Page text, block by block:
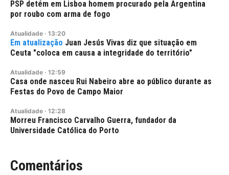
PSP detém em Lisboa homem procurado pela Argentina
por roubo com arma de fogo
Atualidade · 13:20
Juan Jesús Vivas diz que situação em
Ceuta "coloca em causa a integridade do território"
Atualidade · 12:59
Casa onde nasceu Rui Nabeiro abre ao público durante as
Festas do Povo de Campo Maior
Atualidade · 12:28
Morreu Francisco Carvalho Guerra, fundador da
Universidade Católica do Porto
Comentários